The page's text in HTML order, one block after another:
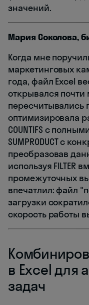
значений.
Мария Соколова,
Когда мне
маркетинговых
года, файл Excel
открывался
пересчитывались
оптимизировала
COUNTIFS с
SUMPRODUCT с
преобразовав
используя FILTER
промежуточных
впечатлил: файл
загрузки
скорость работы
в Excel для
задач